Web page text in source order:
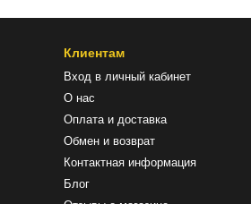
Клиентам
Вход в личный кабинет
О нас
Оплата и доставка
Обмен и возврат
Контактная информация
Блог